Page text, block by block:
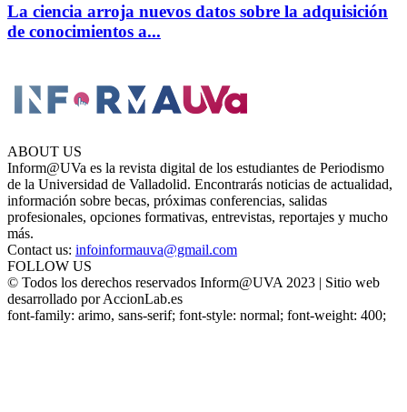
La ciencia arroja nuevos datos sobre la adquisición
de conocimientos a...
ABOUT US
Inform@UVa es la revista digital de los estudiantes de Periodismo
de la Universidad de Valladolid. Encontrarás noticias de actualidad,
información sobre becas, próximas conferencias, salidas
profesionales, opciones formativas, entrevistas, reportajes y mucho
más.
Contact us: infoinformauva@gmail.com
FOLLOW US
© Todos los derechos reservados Inform@UVA 2023 | Sitio web
desarrollado por AccionLab.es
font-family: arimo, sans-serif; font-style: normal; font-weight: 400;